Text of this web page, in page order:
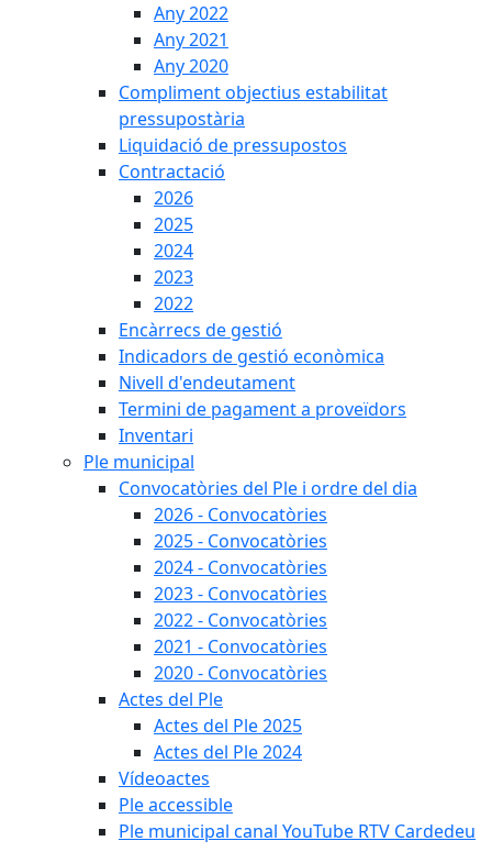
Any 2022
Any 2021
Any 2020
Compliment objectius estabilitat
pressupostària
Liquidació de pressupostos
Contractació
2026
2025
2024
2023
2022
Encàrrecs de gestió
Indicadors de gestió econòmica
Nivell d'endeutament
Termini de pagament a proveïdors
Inventari
Ple municipal
Convocatòries del Ple i ordre del dia
2026 - Convocatòries
2025 - Convocatòries
2024 - Convocatòries
2023 - Convocatòries
2022 - Convocatòries
2021 - Convocatòries
2020 - Convocatòries
Actes del Ple
Actes del Ple 2025
Actes del Ple 2024
Vídeoactes
Ple accessible
Ple municipal canal YouTube RTV Cardedeu